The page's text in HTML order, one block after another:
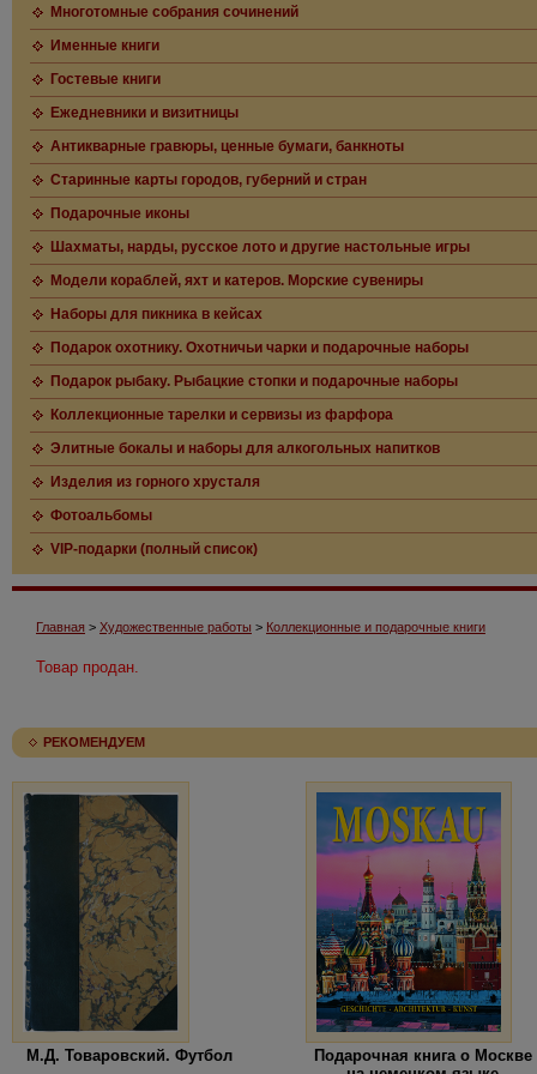
Многотомные собрания сочинений
Именные книги
Гостевые книги
Ежедневники и визитницы
Антикварные гравюры, ценные бумаги, банкноты
Старинные карты городов, губерний и стран
Подарочные иконы
Шахматы, нарды, русское лото и другие настольные игры
Модели кораблей, яхт и катеров. Морские сувениры
Наборы для пикника в кейсах
Подарок охотнику. Охотничьи чарки и подарочные наборы
Подарок рыбаку. Рыбацкие стопки и подарочные наборы
Коллекционные тарелки и сервизы из фарфора
Элитные бокалы и наборы для алкогольных напитков
Изделия из горного хрусталя
Фотоальбомы
VIP-подарки (полный список)
Главная > Художественные работы > Коллекционные и подарочные книги
Товар продан.
РЕКОМЕНДУЕМ
М.Д. Товаровский. Футбол
Подарочная книга о Москве